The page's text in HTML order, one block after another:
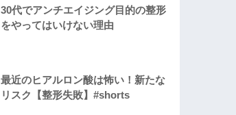
30代でアンチエイジング目的の整形
をやってはいけない理由
最近のヒアルロン酸は怖い！新たな
リスク【整形失敗】#shorts